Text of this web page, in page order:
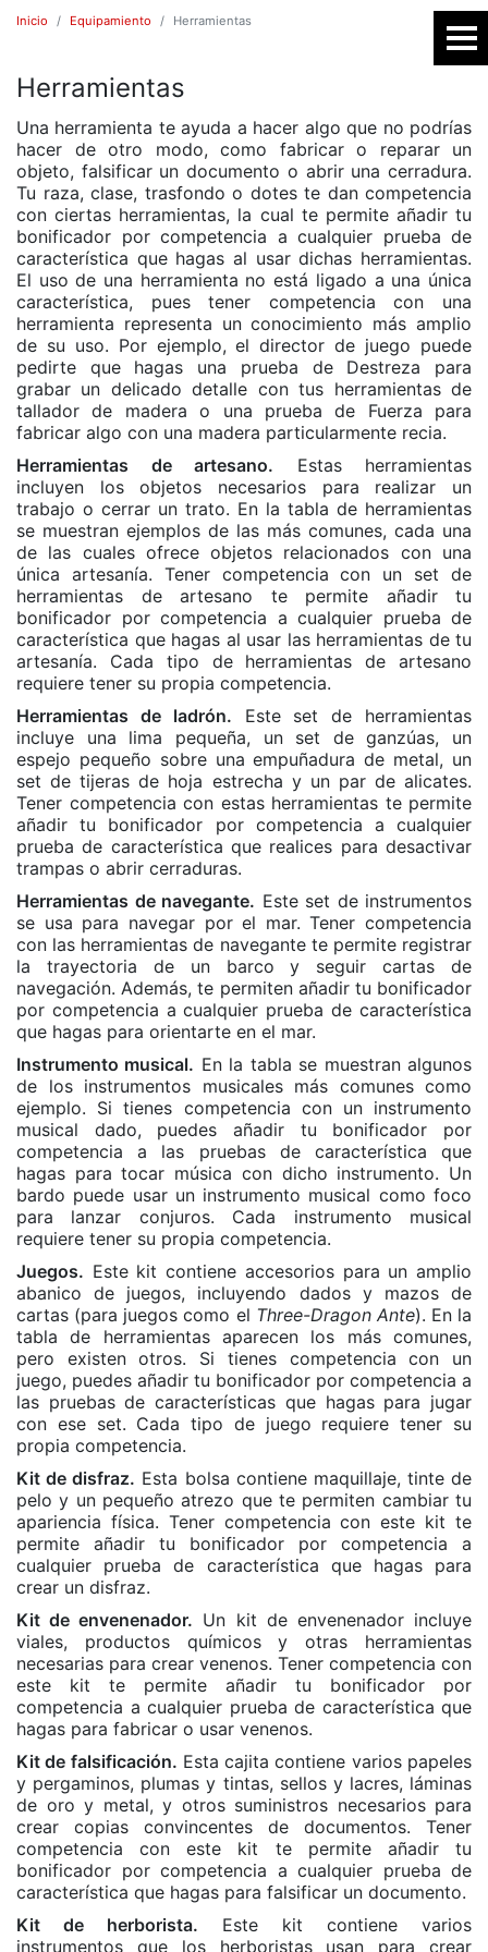
Inicio Equipamiento Herramientas
Herramientas
Una herramienta te ayuda a hacer algo que no podrías
hacer de otro modo, como fabricar o reparar un
objeto, falsificar un documento o abrir una cerradura.
Tu raza, clase, trasfondo o dotes te dan competencia
con ciertas herramientas, la cual te permite añadir tu
bonificador por competencia a cualquier prueba de
característica que hagas al usar dichas herramientas.
El uso de una herramienta no está ligado a una única
característica, pues tener competencia con una
herramienta representa un conocimiento más amplio
de su uso. Por ejemplo, el director de juego puede
pedirte que hagas una prueba de Destreza para
grabar un delicado detalle con tus herramientas de
tallador de madera o una prueba de Fuerza para
fabricar algo con una madera particularmente recia.
Herramientas de artesano. Estas herramientas
incluyen los objetos necesarios para realizar un
trabajo o cerrar un trato. En la tabla de herramientas
se muestran ejemplos de las más comunes, cada una
de las cuales ofrece objetos relacionados con una
única artesanía. Tener competencia con un set de
herramientas de artesano te permite añadir tu
bonificador por competencia a cualquier prueba de
característica que hagas al usar las herramientas de tu
artesanía. Cada tipo de herramientas de artesano
requiere tener su propia competencia.
Herramientas de ladrón. Este set de herramientas
incluye una lima pequeña, un set de ganzúas, un
espejo pequeño sobre una empuñadura de metal, un
set de tijeras de hoja estrecha y un par de alicates.
Tener competencia con estas herramientas te permite
añadir tu bonificador por competencia a cualquier
prueba de característica que realices para desactivar
trampas o abrir cerraduras.
Herramientas de navegante. Este set de instrumentos
se usa para navegar por el mar. Tener competencia
con las herramientas de navegante te permite registrar
la trayectoria de un barco y seguir cartas de
navegación. Además, te permiten añadir tu bonificador
por competencia a cualquier prueba de característica
que hagas para orientarte en el mar.
Instrumento musical. En la tabla se muestran algunos
de los instrumentos musicales más comunes como
ejemplo. Si tienes competencia con un instrumento
musical dado, puedes añadir tu bonificador por
competencia a las pruebas de característica que
hagas para tocar música con dicho instrumento. Un
bardo puede usar un instrumento musical como foco
para lanzar conjuros. Cada instrumento musical
requiere tener su propia competencia.
Juegos. Este kit contiene accesorios para un amplio
abanico de juegos, incluyendo dados y mazos de
cartas (para juegos como el Three-Dragon Ante). En la
tabla de herramientas aparecen los más comunes,
pero existen otros. Si tienes competencia con un
juego, puedes añadir tu bonificador por competencia a
las pruebas de características que hagas para jugar
con ese set. Cada tipo de juego requiere tener su
propia competencia.
Kit de disfraz. Esta bolsa contiene maquillaje, tinte de
pelo y un pequeño atrezo que te permiten cambiar tu
apariencia física. Tener competencia con este kit te
permite añadir tu bonificador por competencia a
cualquier prueba de característica que hagas para
crear un disfraz.
Kit de envenenador. Un kit de envenenador incluye
viales, productos químicos y otras herramientas
necesarias para crear venenos. Tener competencia con
este kit te permite añadir tu bonificador por
competencia a cualquier prueba de característica que
hagas para fabricar o usar venenos.
Kit de falsificación. Esta cajita contiene varios papeles
y pergaminos, plumas y tintas, sellos y lacres, láminas
de oro y metal, y otros suministros necesarios para
crear copias convincentes de documentos. Tener
competencia con este kit te permite añadir tu
bonificador por competencia a cualquier prueba de
característica que hagas para falsificar un documento.
Kit de herborista.
Este kit contiene varios
instrumentos que los herboristas usan para crear